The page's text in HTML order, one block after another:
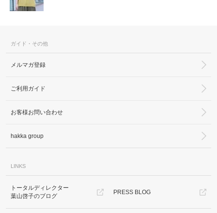
ガイド・その他
メルマガ登録
ご利用ガイド
お客様お問い合わせ
hakka group
LINKS
トータルディレクター
葉山啓子のブログ
PRESS BLOG